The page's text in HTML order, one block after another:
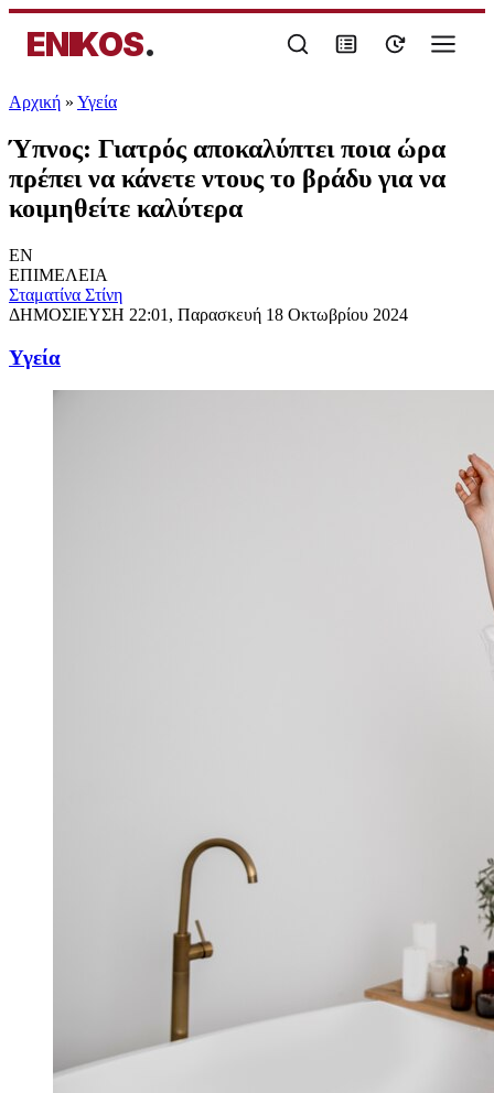
ENIKOS.
Αρχική » Υγεία
Ύπνος: Γιατρός αποκαλύπτει ποια ώρα
πρέπει να κάνετε ντους το βράδυ για να
κοιμηθείτε καλύτερα
EN
ΕΠΙΜΕΛΕΙΑ
Σταματίνα Στίνη
ΔΗΜΟΣΙΕΥΣΗ 22:01, Παρασκευή 18 Οκτωβρίου 2024
Υγεία